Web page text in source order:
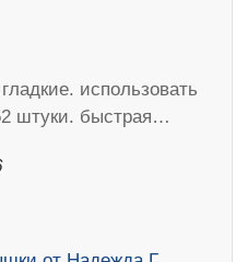
использовать
штуки. быстрая…